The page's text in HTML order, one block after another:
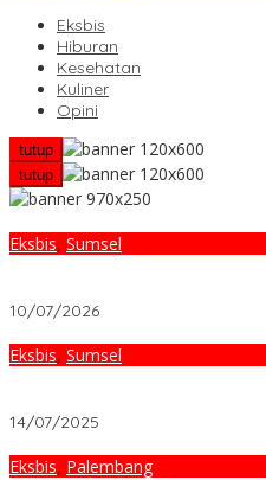
Eksbis
Hiburan
Kesehatan
Kuliner
Opini
tutup
tutup
Eksbis, Sumsel
10/07/2026
Eksbis, Sumsel
14/07/2025
Eksbis, Palembang